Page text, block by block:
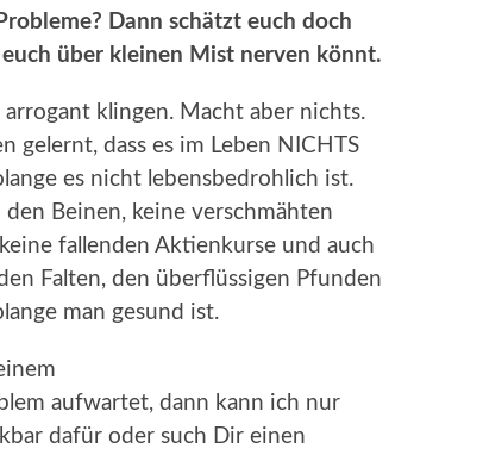
Dann schätzt euch doch
über kleinen Mist nerven könnt.
klingen. Macht aber nichts.
gelernt, dass es im Leben NICHTS
es nicht lebensbedrohlich ist.
den Beinen, keine verschmähten
fallenden Aktienkurse und auch
Falten, den überflüssigen Pfunden
man gesund ist.
aufwartet, dann kann ich nur
dafür oder such Dir einen